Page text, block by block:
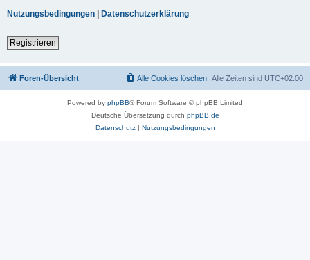
Nutzungsbedingungen | Datenschutzerklärung
Registrieren
Foren-Übersicht Alle Zeiten sind UTC+02:00
Alle Cookies löschen
Powered by phpBB® Forum Software © phpBB Limited
Deutsche Übersetzung durch phpBB.de
Datenschutz| Nutzungsbedingungen